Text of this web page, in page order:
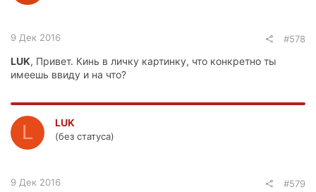
9 Дек 2016 #578
LUK, Привет. Кинь в личку картинку, что конкретно ты
имеешь ввиду и на что?
L LUK
(без статуса)
9 Дек 2016 #579